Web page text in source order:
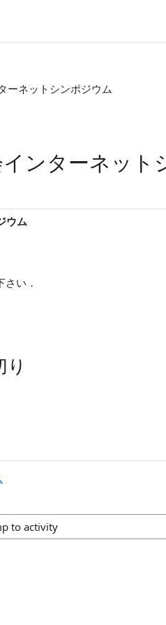
ーネットシンポジウム
ンターネット
ウム
さい．
to activity